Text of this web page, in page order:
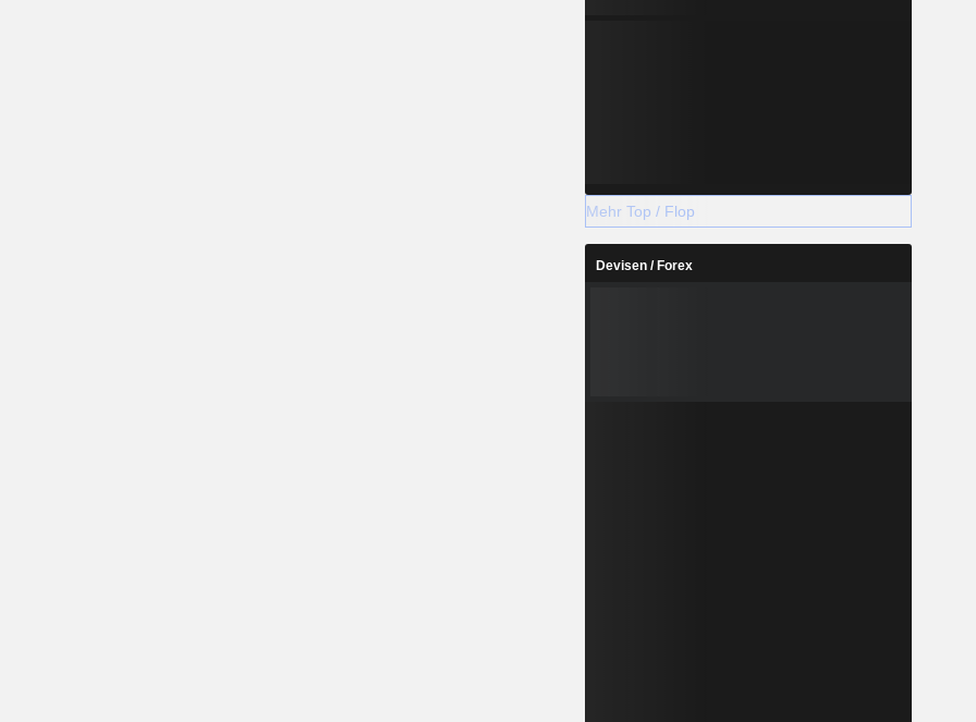
Mehr Top / Flop
Devisen / Forex